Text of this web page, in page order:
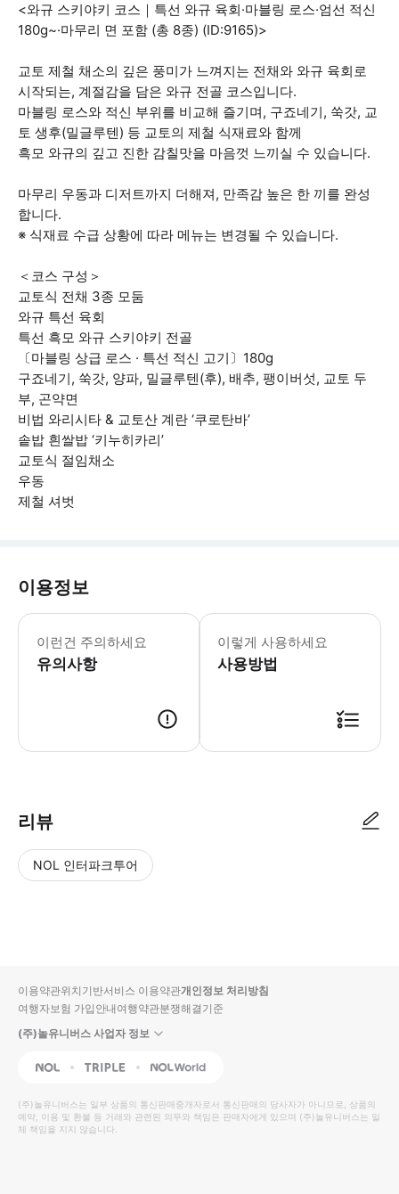
<와규 스키야키 코스｜특선 와규 육회·마블링 로스·엄선 적신
180g~·마무리 면 포함 (총 8종) (ID:9165)>
교토 제철 채소의 깊은 풍미가 느껴지는 전채와 와규 육회로
시작되는, 계절감을 담은 와규 전골 코스입니다.
마블링 로스와 적신 부위를 비교해 즐기며, 구죠네기, 쑥갓, 교
토 생후(밀글루텐) 등 교토의 제철 식재료와 함께
흑모 와규의 깊고 진한 감칠맛을 마음껏 느끼실 수 있습니다.
마무리 우동과 디저트까지 더해져, 만족감 높은 한 끼를 완성
합니다.
※ 식재료 수급 상황에 따라 메뉴는 변경될 수 있습니다.
＜코스 구성＞
교토식 전채 3종 모둠
와규 특선 육회
특선 흑모 와규 스키야키 전골
〔마블링 상급 로스 · 특선 적신 고기〕180g
구죠네기, 쑥갓, 양파, 밀글루텐(후), 배추, 팽이버섯, 교토 두
부, 곤약면
비법 와리시타 & 교토산 계란 ‘쿠로탄바’
솥밥 흰쌀밥 ‘키누히카리’
교토식 절임채소
우동
제철 셔벗
이용정보
이런건 주의하세요
유의사항
·본 코스는 반드시 방문하시는 인원
이렇게 사용하세요
사용방법
리뷰
NOL 인터파크투어
입니
다.
높
은
순
동
영
상
순
상
이용약관위치기반서비스 이용약관개인정보 처리방침
여행자보험 가입안내여행약관분쟁해결기준
(주)놀유니버스 사업자 정보
NOL Triple Interpark Global
(주)놀유니버스는 일부 상품의 통신판매중개자로서 통신판매의 당사자가 아니므로, 상품의
예약, 이용 및 환불 등 거래와 관련된 의무와 책임은 판매자에게 있으며 (주)놀유니버스는 일
체 책임을 지지 않습니다.